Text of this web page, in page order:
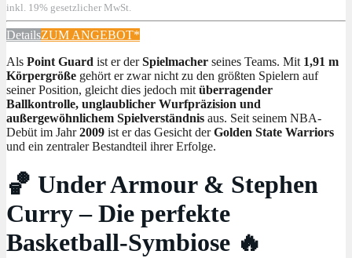
inkl. 19% gesetzlicher MwSt.
DetailsZUM ANGEBOT*
Als Point Guard ist er derSpielmacher seines Teams. Mit 1,91 m
Körpergröße gehört er zwar nicht zu den größten Spielern auf
seiner Position, gleicht dies jedoch mit überragender
Ballkontrolle, unglaublicher Wurfpräzision und
außergewöhnlichem Spielverständnis aus. Seit seinem NBA-
Debüt im Jahr2009 ist er das Gesicht derGolden State Warriors
und ein zentraler Bestandteil ihrer Erfolge.
🏀 Under Armour & Stephen
Curry – Die perfekte
Basketball-Symbiose 🔥